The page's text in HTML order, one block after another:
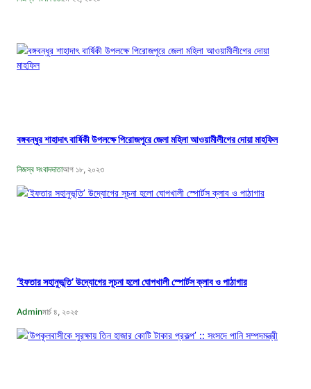
বঙ্গবন্ধুর শাহাদাৎ বার্ষিকী উপলক্ষে পিরোজপুরে জেলা মহিলা আওয়ামীলীগের দোয়া মাহফিল
নিজস্ব সংবাদদাতাআগ ১৮, ২০২৩
‘ইফতার সহানুভূতি’ উদ্যোগের সূচনা হলো ঘোপখালী স্পোর্টস ক্লাব ও পাঠাগার
Adminমার্চ ৪, ২০২৫